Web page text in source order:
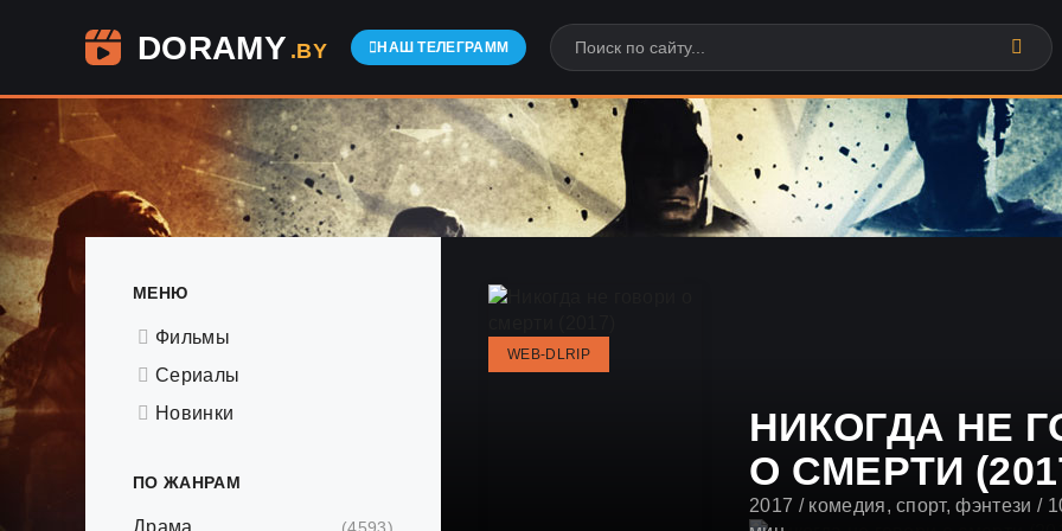
DORAMY .BY НАШ ТЕЛЕГРАММ
НИКОГДА НЕ
О СМЕРТИ
2017 / комедия,спорт,фэнтези /
0 1
WEB-DLRIP
МЕНЮ
Фильмы
Сериалы
Новинки
ПО ЖАНРАМ
Драма (4593)